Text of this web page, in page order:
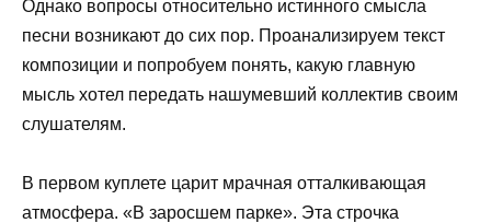
Однако вопросы относительно истинного смысла
песни возникают до сих пор. Проанализируем текст
композиции и попробуем понять, какую главную
мысль хотел передать нашумевший коллектив своим
слушателям.
В первом куплете царит мрачная отталкивающая
атмосфера. «В заросшем парке». Эта строчка